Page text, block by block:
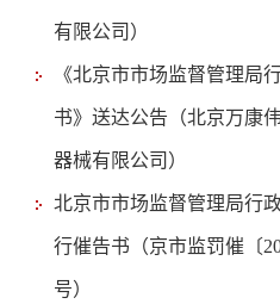
有限公司）
《北京市市场监督管理局
书》送达公告（北京万康
器械有限公司）
北京市市场监督管理局行
行催告书（京市监罚催〔
号）